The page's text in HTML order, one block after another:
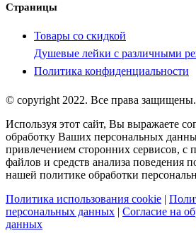
Страницы
Товары со скидкой
Душевые лейки с различными
Политика конфиденциальности
© copyright 2022. Все права защищены.
Используя этот сайт, Вы выражаете
обработку Ваших персональных
привлечением сторонних сервисов, с
файлов и средств анализа поведения
нашей политике обработки
Политика использования cookie |
персональных данных | Согласие на
данных